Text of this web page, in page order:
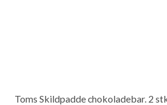
Toms Skildpadde chokoladebar. 2